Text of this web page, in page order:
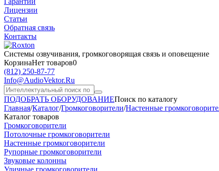
Лицензии
Статьи
Обратная связь
Контакты
Системы озвучивания, громкоговорящая связь и оповещение
КорзинаНет товаров0
(812) 250-87-77
Info@AudioVektor.Ru
ПОДОБРАТЬ ОБОРУДОВАНИЕПоиск по каталогу
Главная/Каталог/Громкоговорители/Настенные
Каталог товаров
Громкоговорители
Потолочные громкоговорители
Настенные громкоговорители
Рупорные громкоговорители
Звуковые колонны
Уличные громкоговорители